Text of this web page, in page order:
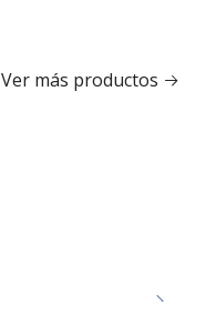
Ver más productos